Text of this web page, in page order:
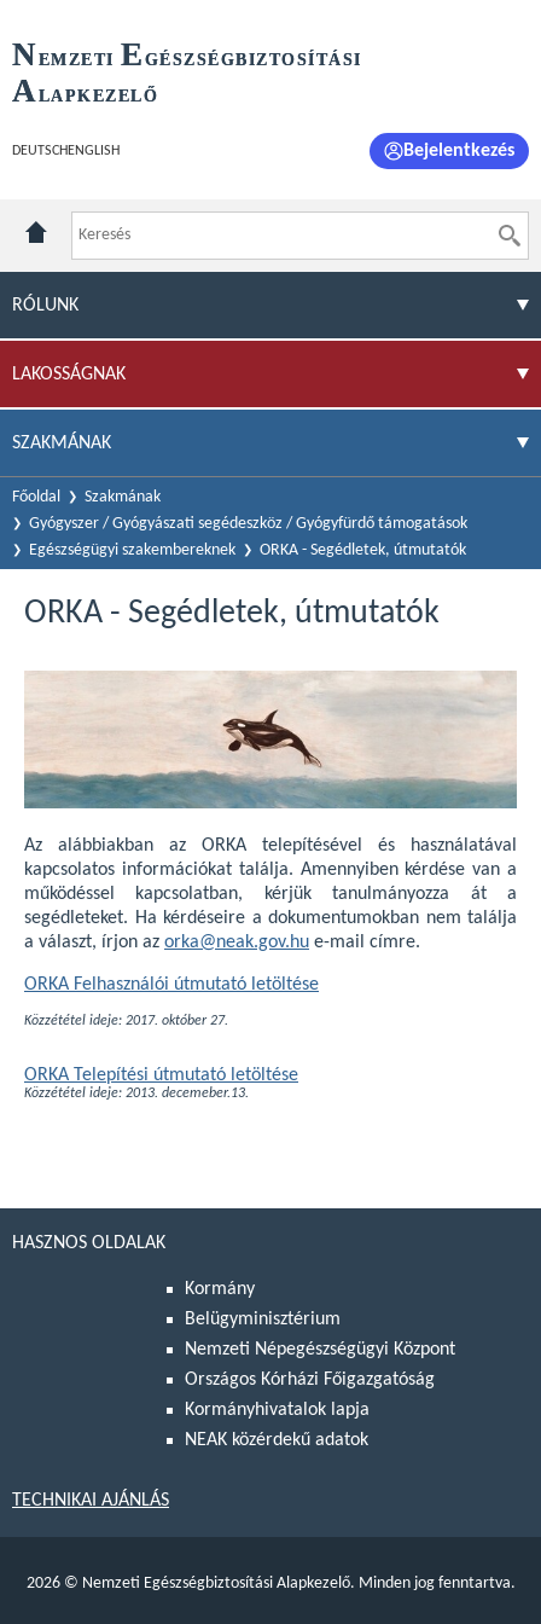
NEMZETI E GÉSZSÉGBIZTOSÍTÁSI
ALAPKEZELŐ
DEUTSCH ENGLISH Bejelentkezés
RÓLUNK
LAKOSSÁGNAK
SZAKMÁNAK
Főoldal
Szakmának
Gyógyszer / Gyógyászati segédeszköz / Gyógyfürdő támogatások
Egészségügyi szakembereknek
ORKA - Segédletek, útmutatók
ORKA - Segédletek, útmutatók
Az alábbiakban az ORKA telepítésével és használatával
kapcsolatos információkat találja. Amennyiben kérdése van a
működéssel kapcsolatban, kérjük tanulmányozza át a
segédleteket. Ha kérdéseire a dokumentumokban nem találja
a választ, írjon az orka@neak.gov.hu e-mail címre.
ORKA Felhasználói útmutató letöltése
Közzététel ideje: 2017. október 27.
ORKA Telepítési útmutató letöltése
Közzététel ideje: 2013. decemeber.13.
HASZNOS OLDALAK
Kormány
Belügyminisztérium
Nemzeti Népegészségügyi Központ
Országos Kórházi Főigazgatóság
Kormányhivatalok lapja
NEAK közérdekű adatok
TECHNIKAI AJÁNLÁS
2026 © Nemzeti Egészségbiztosítási Alapkezelő. Minden jog fenntartva.